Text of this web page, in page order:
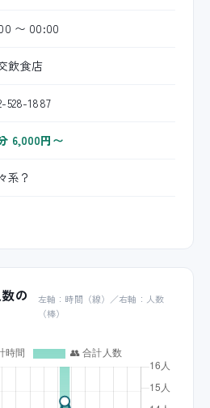
〜 00:00
飲食店
528-1887
6,000円〜
系？
の
左軸：時間（線）／右軸：人数
（棒）